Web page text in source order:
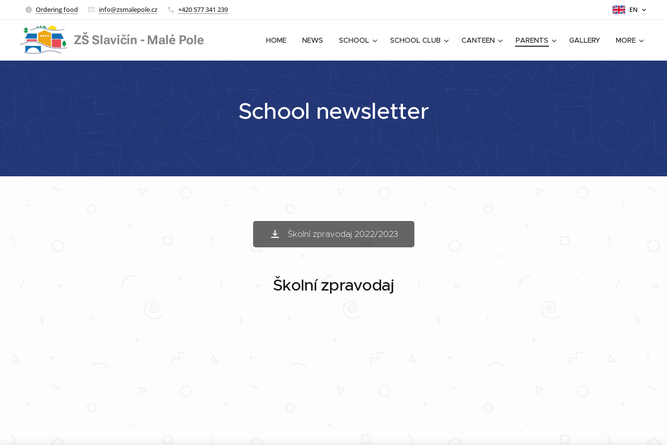
Ordering food info@zsmalepole.cz +420 577 341 239 EN
ZŠ Slavičín - Malé Pole HOME NEWS SCHOOL SCHOOL CLUB CANTEEN PARENTS GALLERY MORE
School newsletter
Školní zpravodaj 2022/2023
Školní zpravodaj